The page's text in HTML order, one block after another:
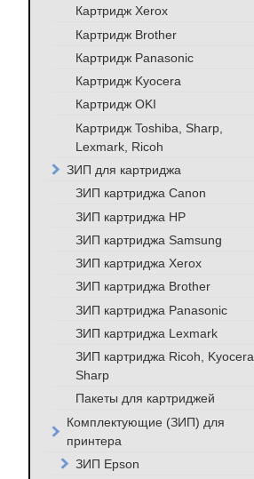
Картридж Xerox
Картридж Brother
Картридж Panasonic
Картридж Kyocera
Картридж OKI
Картридж Toshiba, Sharp,
Lexmark, Ricoh
ЗИП для картриджа
ЗИП картриджа Canon
ЗИП картриджа HP
ЗИП картриджа Samsung
ЗИП картриджа Xerox
ЗИП картриджа Brother
ЗИП картриджа Panasonic
ЗИП картриджа Lexmark
ЗИП картриджа Ricoh, Kyocera,
Sharp
Пакеты для картриджей
Комплектующие (ЗИП) для
принтера
ЗИП Epson